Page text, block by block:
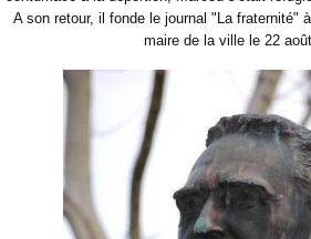
A son retour, il fonde le journal "La fraternité"
maire de la ville le 22